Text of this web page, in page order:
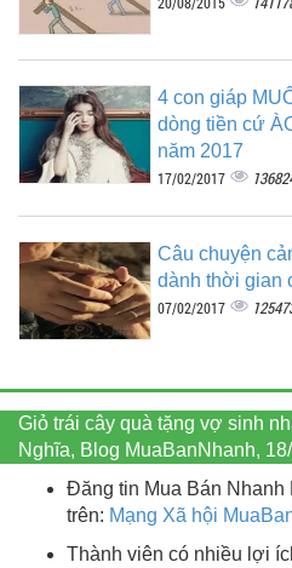
4 con giáp
dòng tiền cứ
năm 2017
17/02/2017
Câu chuyện
dành thời gian
07/02/2017
Giỏ trái cây quà tặng vợ sinh
Nghĩa, Blog MuaBanNhanh,
Đăng tin Mua Bán Nhanh
trên: Mạng Xã hội
Thành viên có nhiều lợi